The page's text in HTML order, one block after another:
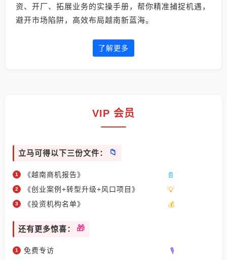
资、开厂、拓展业务的实操手册，帮你精准捕捉机遇，
避开市场陷阱，高效布局越南新蓝海。
了解更多
VIP 会员
立马可得以下三份文件：
《越南商机报告》
《创业案例+转型升级+风口项目》
《投资机构名单》
还有更多惊喜：
免费专访